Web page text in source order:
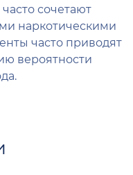
сочетают
наркотическими
часто приводят
вероятности